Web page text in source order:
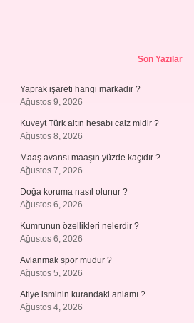
Son Yazılar
Yaprak işareti hangi markadır ?
Ağustos 9, 2026
Kuveyt Türk altın hesabı caiz midir ?
Ağustos 8, 2026
Maaş avansı maaşın yüzde kaçıdır ?
Ağustos 7, 2026
Doğa koruma nasıl olunur ?
Ağustos 6, 2026
Kumrunun özellikleri nelerdir ?
Ağustos 6, 2026
Avlanmak spor mudur ?
Ağustos 5, 2026
Atiye isminin kurandaki anlamı ?
Ağustos 4, 2026